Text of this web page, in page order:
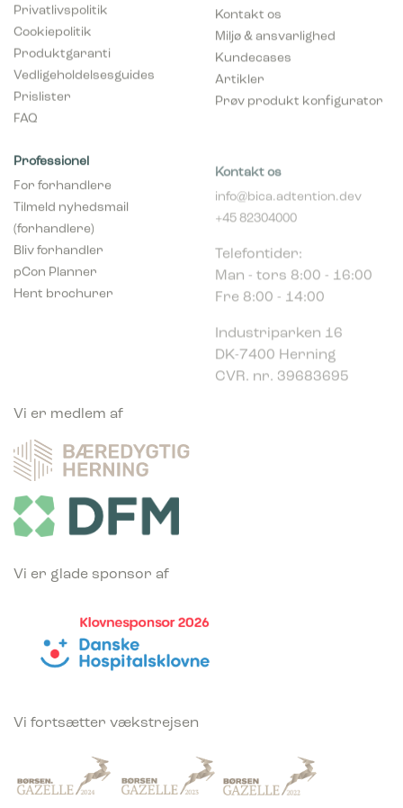
Privatlivspolitik
Cookiepolitik
Produktgaranti
Vedligeholdelsesguides
Prislister
FAQ
Kontakt os
Miljø & ansvarlighed
Kundecases
Artikler
Prøv produkt konfigurator
Professionel
For forhandlere
Tilmeld nyhedsmail
(forhandlere)
Bliv forhandler
pCon Planner
Hent brochurer
+45 82304000
Man - tors 8:00 - 16:00
Fre 8:00 - 14:00
DK-7400 Herning
CVR. nr. 39683695
Vi er medlem af
Vi er glade sponsor af
Vi fortsætter vækstrejsen